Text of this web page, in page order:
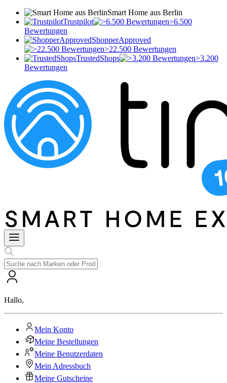
Smart Home aus Berlin
Trustpilot
>6.500
Bewertungen
ShopperApproved
>22.500 Bewertungen
TrustedShops
>3.200
Bewertungen
Hallo,
Mein Konto
Meine Bestellungen
Meine Benutzerdaten
Mein Adressbuch
Meine Gutscheine